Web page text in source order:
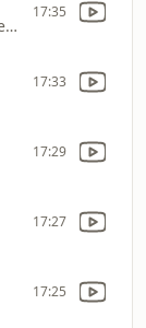
Imagine Dragons; JID; Arcane; League of Legends
17:35
17:33
17:29
17:27
17:25